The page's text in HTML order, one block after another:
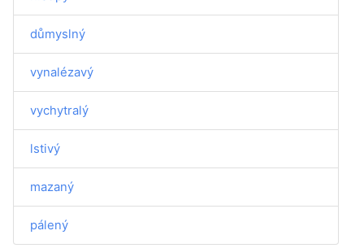
důmyslný
vynalézavý
vychytralý
lstivý
mazaný
pálený